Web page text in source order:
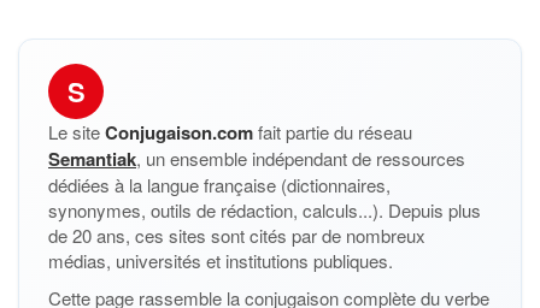
S
Le siteConjugaison.comfait partie du réseau
Semantiak, un ensemble indépendant de ressources
dédiées à la langue française (dictionnaires,
synonymes, outils de rédaction, calculs...). Depuis plus
de 20 ans, ces sites sont cités par de nombreux
médias, universités et institutions publiques.
Cette page rassemble la conjugaison complète du verbe